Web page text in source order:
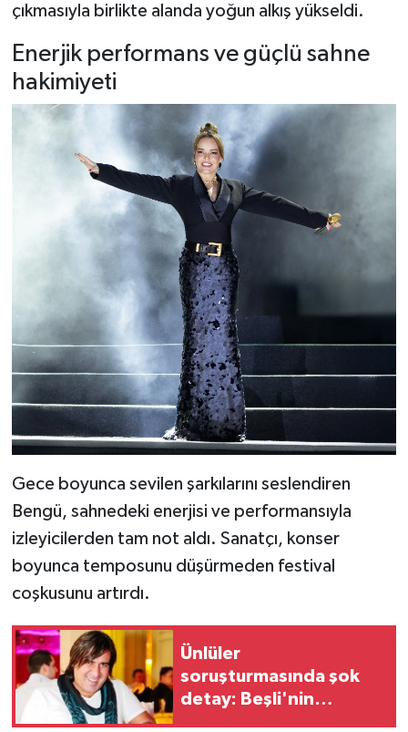
çıkmasıyla birlikte alanda yoğun alkış yükseldi.
Enerjik performans ve güçlü sahne
hakimiyeti
Gece boyunca sevilen şarkılarını seslendiren
Bengü, sahnedeki enerjisi ve performansıyla
izleyicilerden tam not aldı. Sanatçı, konser
boyunca temposunu düşürmeden festival
coşkusunu artırdı.
Ünlüler
soruşturmasında şok
detay: Beşli'nin